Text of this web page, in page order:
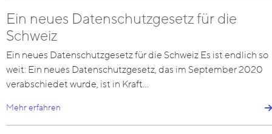
Ein neues Datenschutzgesetz für die
Schweiz
Ein neues Datenschutzgesetz für die Schweiz Es ist endlich so
weit: Ein neues Datenschutzgesetz, das im September 2020
verabschiedet wurde, ist in Kraft…
Mehr erfahren